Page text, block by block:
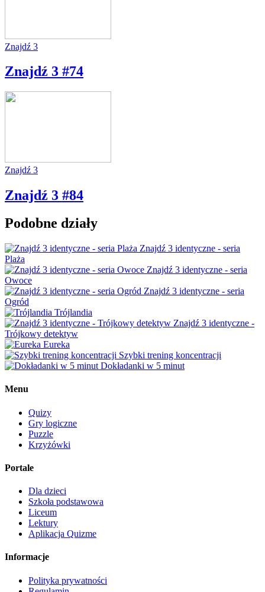
Znajdź 3
Znajdź 3 #74
Znajdź 3
Znajdź 3 #84
Podobne działy
Znajdź 3 identyczne - seria
Plaża
Znajdź 3 identyczne - seria
Owoce
Znajdź 3 identyczne - seria
Ogród
Trójlandia
Znajdź 3 identyczne -
Trójkowy detektyw
Eureka
Szybki trening koncentracji
Dokładanki w 5 minut
Menu
Quizy
Gry logiczne
Puzzle
Krzyżówki
Portale
Dla dzieci
Szkoła podstawowa
Liceum
Lektury
Aplikacja Quizme
Informacje
Polityka prywatności